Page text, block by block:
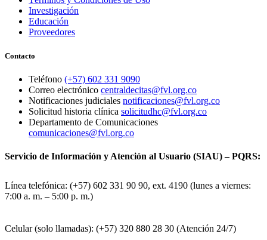
Investigación
Educación
Proveedores
Contacto
Teléfono (+57) 602 331 9090
Correo electrónico centraldecitas@fvl.org.co
Notificaciones judiciales notificaciones@fvl.org.co
Solicitud historia clínica solicitudhc@fvl.org.co
Departamento de Comunicaciones
comunicaciones@fvl.org.co
Servicio de Información y Atención al Usuario (SIAU) – PQRS:
Línea telefónica: (+57) 602 331 90 90, ext. 4190 (lunes a viernes:
7:00 a. m. – 5:00 p. m.)
Celular (solo llamadas): (+57) 320 880 28 30 (Atención 24/7)